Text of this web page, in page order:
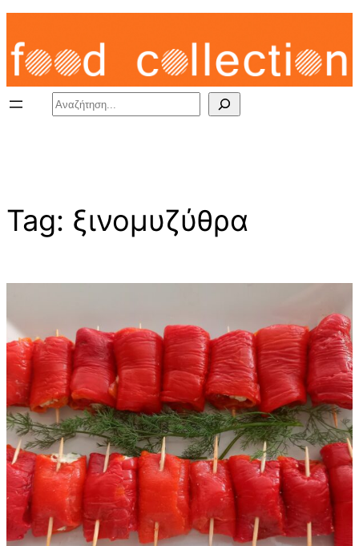
Skip
content
Search
Tag: ξινομυζύθρα